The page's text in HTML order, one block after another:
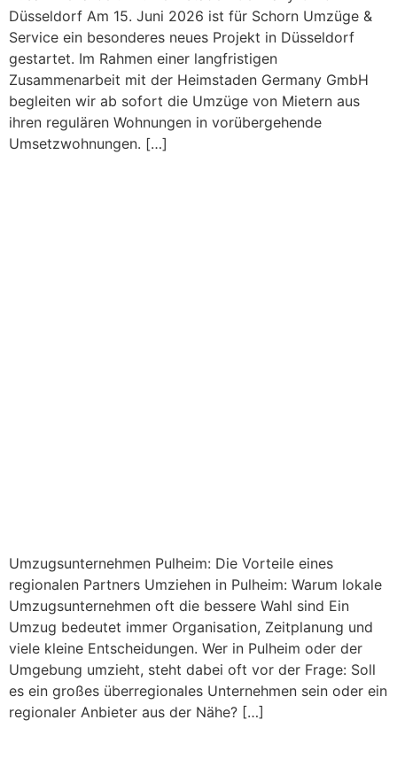
Düsseldorf Am 15. Juni 2026 ist für Schorn Umzüge &
Service ein besonderes neues Projekt in Düsseldorf
gestartet. Im Rahmen einer langfristigen
Zusammenarbeit mit der Heimstaden Germany GmbH
begleiten wir ab sofort die Umzüge von Mietern aus
ihren regulären Wohnungen in vorübergehende
Umsetzwohnungen. […]
Umzugsunternehmen Pulheim: Die Vorteile eines
regionalen Partners Umziehen in Pulheim: Warum lokale
Umzugsunternehmen oft die bessere Wahl sind Ein
Umzug bedeutet immer Organisation, Zeitplanung und
viele kleine Entscheidungen. Wer in Pulheim oder der
Umgebung umzieht, steht dabei oft vor der Frage: Soll
es ein großes überregionales Unternehmen sein oder ein
regionaler Anbieter aus der Nähe? […]